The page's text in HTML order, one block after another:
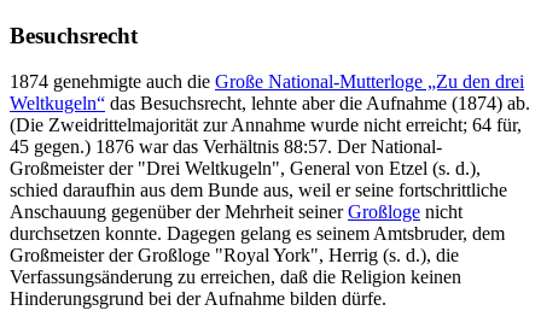
Besuchsrecht
1874 genehmigte auch die Große National-Mutterloge „Zu den drei
Weltkugeln“ das Besuchsrecht, lehnte aber die Aufnahme (1874) ab.
(Die Zweidrittelmajorität zur Annahme wurde nicht erreicht; 64 für,
45 gegen.) 1876 war das Verhältnis 88:57. Der National-
Großmeister der "Drei Weltkugeln", General von Etzel (s. d.),
schied daraufhin aus dem Bunde aus, weil er seine fortschrittliche
Anschauung gegenüber der Mehrheit seinerGroßloge nicht
durchsetzen konnte. Dagegen gelang es seinem Amtsbruder, dem
Großmeister der Großloge "Royal York", Herrig (s. d.), die
Verfassungsänderung zu erreichen, daß die Religion keinen
Hinderungsgrund bei der Aufnahme bilden dürfe.